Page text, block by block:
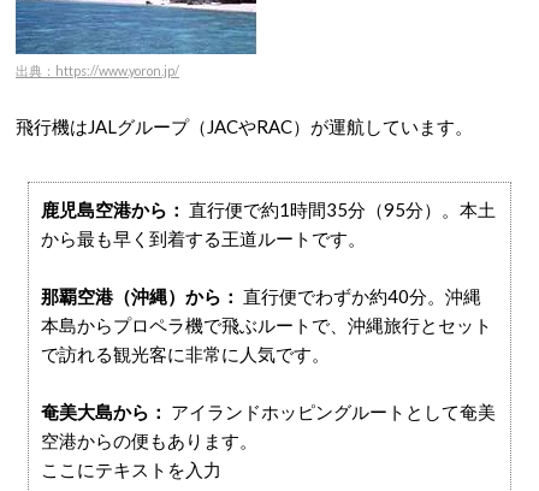
出典：https://www.yoron.jp/
飛行機はJALグループ（JACやRAC）が運航しています。
鹿児島空港から： 直行便で約1時間35分（95分）
。本土
から最も早く到着する王道ルートです。
那覇空港（沖縄）から： 直行便でわずか約40分。沖縄
本島からプロペラ機で飛ぶルートで、沖縄旅行とセット
で訪れる観光客に非常に人気です。
奄美大島から： アイランドホッピングルートとして奄美
空港からの便もあります。
ここにテキストを入力